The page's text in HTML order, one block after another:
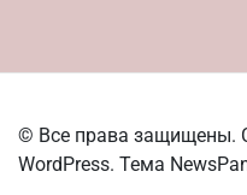
© Все права защищены.
WordPress. Тема